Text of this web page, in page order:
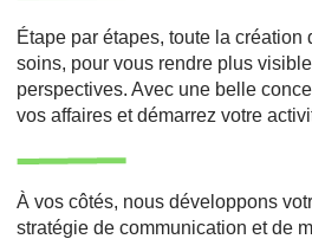
Étape par étapes, toute la
soins, pour vous rendre plus
perspectives. Avec une belle
vos affaires et démarrez votre
À vos côtés, nous développons
stratégie de communication et de